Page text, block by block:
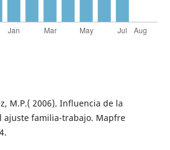
M.P.( 2006). Influencia de la
ajuste familia-trabajo. Mapfre